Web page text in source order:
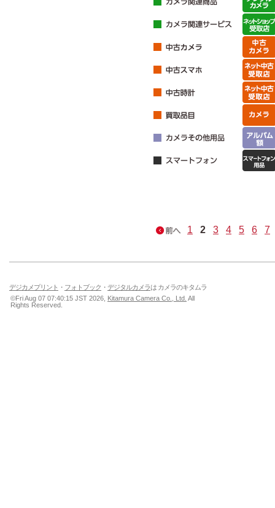
1 2 3 4 5 6 7
デジカメプリント ・ フォトブック ・ デジタルカメラは カメラのキタムラ
©Fri Aug 07 07:40:15 JST 2026, Kitamura Camera Co., Ltd. All
Rights Reserved.